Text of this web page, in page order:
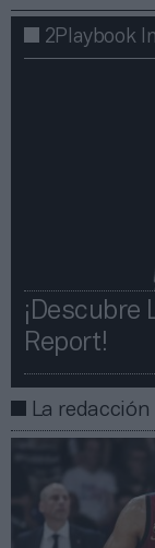
2Playbook
¡Descubre
Report!​​
La